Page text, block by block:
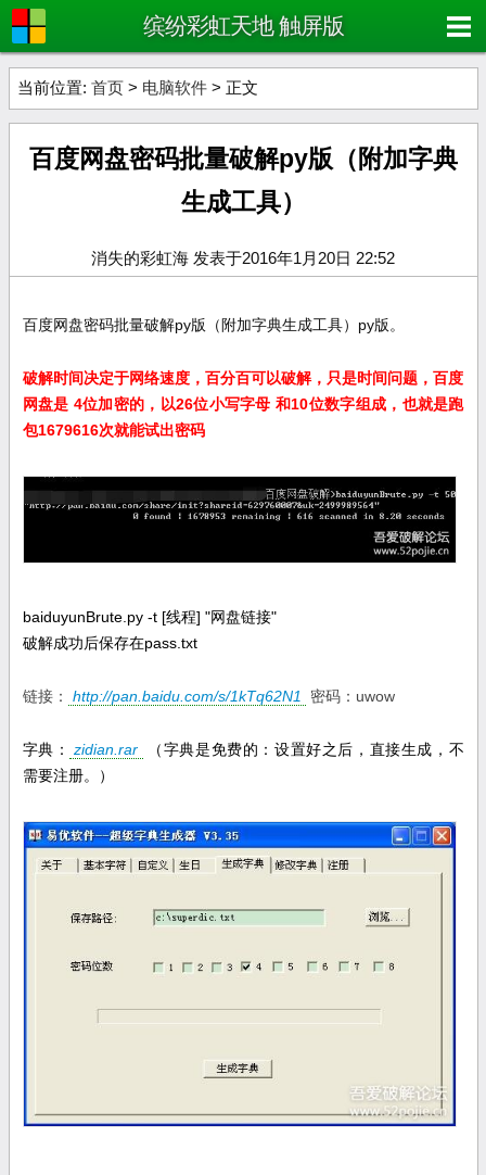
缤纷彩虹天地 触屏版
当前位置: 首页 > 电脑软件 > 正文
百度网盘密码批量破解py版（附加字典
生成工具）
消失的彩虹海 发表于2016年1月20日 22:52
百度网盘密码批量破解py版（附加字典生成工具） py版。
破解时间决定于网络速度，百分百可以破解，只是时间问题，百度
网盘是 4位加密的，以26位小写字母 和10位数字组成，也就是跑
包1679616次就能试出密码
baiduyunBrute.py -t [线程] "网盘链接"
破解成功后保存在pass.txt
链接： http://pan.baidu.com/s/1kTq62N1 密码：uwow
字典： zidian.rar
（字典是免费的：设置好之后，直接生成，不
需要注册。）